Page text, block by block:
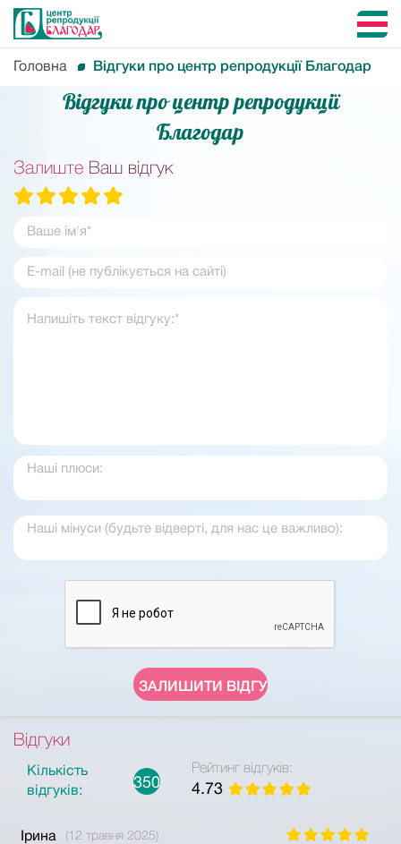
Головна Відгуки про центр репродукції Благодар
Відгуки про центр репродукції
Благодар
Залиште Ваш відгук
Відгуки
Кількість
відгуків:
350
Рейтинг відгуків:
4.73
Ірина (12 травня 2025)